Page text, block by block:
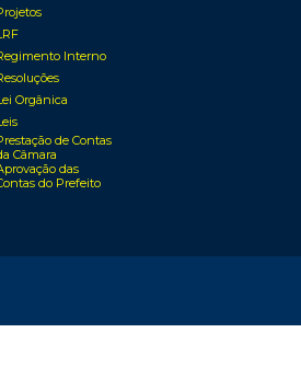
Interno
Orgânica
de Contas
Câmara
das
do Prefeito